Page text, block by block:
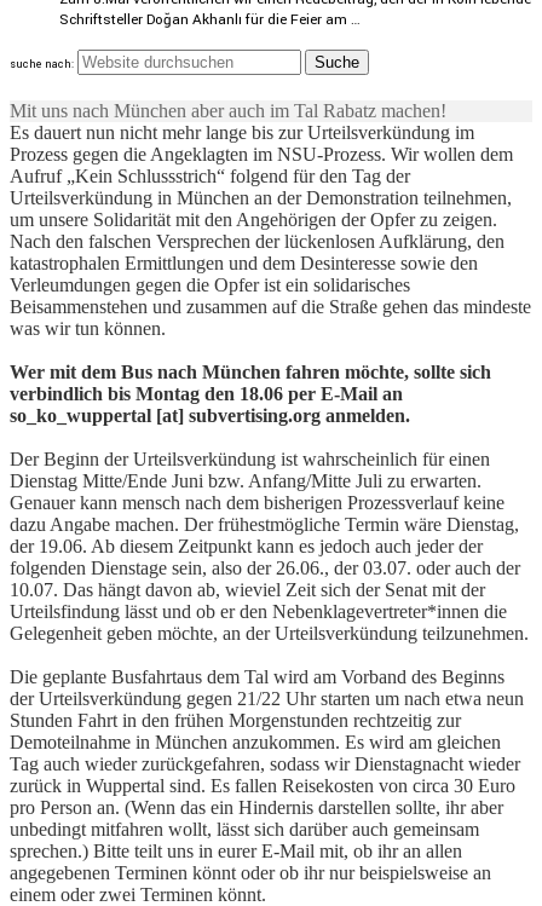
Schrift­steller Doğan Akhanlı für die Feier am …
suche nach:
Mit uns nach München aber auch im Tal Rabatz machen!
Es dauert nun nicht mehr lange bis zur Urteilsverkündung im
Prozess gegen die Angeklagten im NSU-Prozess. Wir wollen dem
Aufruf „Kein Schlussstrich“ folgend für den Tag der
Urteilsverkündung in München an der Demonstration teilnehmen,
um unsere Solidarität mit den Angehörigen der Opfer zu zeigen.
Nach den falschen Versprechen der lückenlosen Aufklärung, den
katastrophalen Ermittlungen und dem Desinteresse sowie den
Verleumdungen gegen die Opfer ist ein solidarisches
Beisammenstehen und zusammen auf die Straße gehen das mindeste
was wir tun können.
Wer mit dem Bus nach München fahren möchte, sollte sich
verbindlich bis Montag den 18.06 per E-Mail an
so_ko_wuppertal [at] subvertising.org anmelden.
Der Beginn der Urteilsverkündung ist wahrscheinlich für einen
Dienstag Mitte/Ende Juni bzw. Anfang/Mitte Juli zu erwarten.
Genauer kann mensch nach dem bisherigen Prozessverlauf keine
dazu Angabe machen. Der frühestmögliche Termin wäre Dienstag,
der 19.06. Ab diesem Zeitpunkt kann es jedoch auch jeder der
folgenden Dienstage sein, also der 26.06., der 03.07. oder auch der
10.07. Das hängt davon ab, wieviel Zeit sich der Senat mit der
Urteilsfindung lässt und ob er den Nebenklagevertreter*innen die
Gelegenheit geben möchte, an der Urteilsverkündung teilzunehmen.
Die geplante Busfahrtaus dem Tal wird am Vorband des Beginns
der Urteilsverkündung gegen 21/22 Uhr starten um nach etwa neun
Stunden Fahrt in den frühen Morgenstunden rechtzeitig zur
Demoteilnahme in München anzukommen. Es wird am gleichen
Tag auch wieder zurückgefahren, sodass wir Dienstagnacht wieder
zurück in Wuppertal sind. Es fallen Reisekosten von circa 30 Euro
pro Person an. (Wenn das ein Hindernis darstellen sollte, ihr aber
unbedingt mitfahren wollt, lässt sich darüber auch gemeinsam
sprechen.) Bitte teilt uns in eurer E-Mail mit, ob ihr an allen
angegebenen Terminen könnt oder ob ihr nur beispielsweise an
einem oder zwei Terminen könnt.